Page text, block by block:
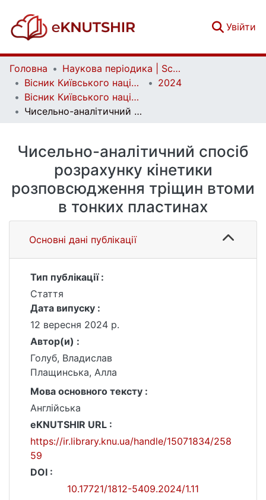
Увійти
Головна
Наукова періодика | Scientific periodicals
Вісник Київського національного університету імені Тараса Шевченка. Фізико-математичні науки | Bulletin of Taras Shevchenko National University of Kyiv. Series: Physics and Mathematics
2024
Вісник Київського національного університету імені Тараса Шевченка. Фізико-математичні науки. Том 78 № 1
Чисельно-аналітичний спосіб розрахунку кінетики розповсюдження тріщин втоми в тонких пластинах
Чисельно-аналітичний спосіб
розрахунку кінетики
розповсюдження тріщин втоми
в тонких пластинах
Основні дані публікації
Тип публікації :
Стаття
Дата випуску :
12 вересня 2024 р.
Автор(и) :
Голуб, Владислав
Плащинська, Алла
Мова основного тексту :
Англійська
eKNUTSHIR URL :
https://ir.library.knu.ua/handle/15071834/258
59
DOI :
10.17721/1812-5409.2024/1.11